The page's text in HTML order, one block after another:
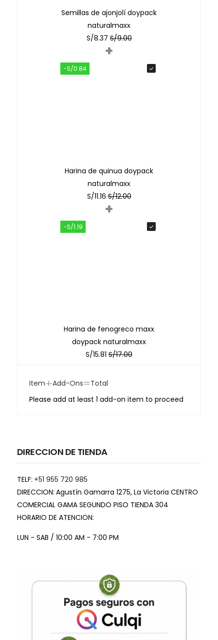
Semillas de ajonjolí doypack
naturalmaxx
S/8.37 S/9.00
+
-S/0.84
Harina de quinua doypack
naturalmaxx
S/11.16 S/12.00
+
-S/1.19
Harina de fenogreco maxx
doypack naturalmaxx
S/15.81 S/17.00
Item+Add-Ons=Total
Please add at least 1 add-on item to proceed
DIRECCION DE TIENDA
TELF: +51 955 720 985
DIRECCION: Agustín Gamarra 1275, La Victoria CENTRO
COMERCIAL GAMA SEGUNDO PISO TIENDA 304
HORARIO DE ATENCION:
LUN - SAB / 10:00 AM - 7:00 PM